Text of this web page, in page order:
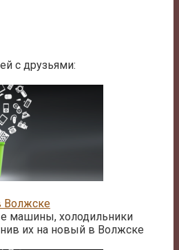
с друзьями:
Волжске
машины, холодильники
их на новый в Волжске